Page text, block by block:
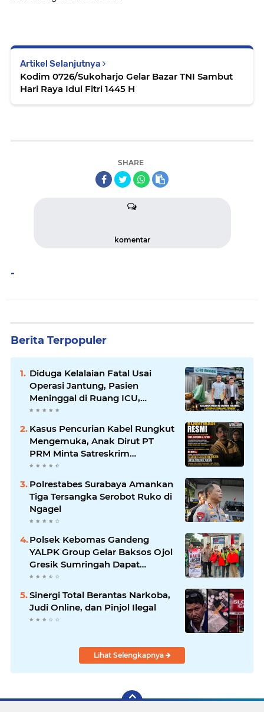
Artikel Selanjutnya
Kodim 0726/Sukoharjo Gelar Bazar TNI Sambut
Hari Raya Idul Fitri 1445 H
SHARE
komentar
-
Berita Terpopuler
Diduga Kelalaian Fatal Usai
Operasi Jantung, Pasien
Meninggal di Ruang ICU,
Keluarga Tuntut RSUD dr.
Jawab
Kasus Pencurian Kabel Rungkut
Mengemuka, Anak Dirut PT
PRM Minta Satreskrim
Polrestabes Surabaya Usut
Polrestabes Surabaya Amankan
Tiga Tersangka Serobot Ruko di
Ngagel
Polsek Kebomas Gandeng
YALPK Group Gelar Baksos Ojol
Gresik Sumringah Dapat
Sembako dan BBM Gratis
Sinergi Total Berantas Narkoba,
Judi Online, dan Pinjol Ilegal
Lihat Selengkapnya